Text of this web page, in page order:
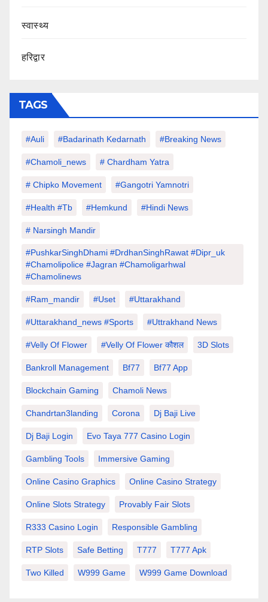
स्वास्थ्य
हरिद्वार
TAGS
#auli #Badarinath Kedarnath #Breaking News
#chamoli_news # Chardham Yatra
# Chipko Movement #Gangotri Yamnotri
#Health #tb #hemkund #hindi News
# Narsingh Mandir
#PushkarSinghDhami #drdhanSinghRawat #dipr_uk
#chamolipolice #Jagran #chamoligarhwal
#chamolinews
#Ram_mandir #uset #uttarakhand
#Uttarakhand_news #sports #Uttrakhand News
#velly Of Flower #velly Of Flower कौशल 3D Slots
Bankroll Management Bf77 Bf77 App
Blockchain Gaming Chamoli News
Chandrtan3landing Corona Dj Baji Live
Dj Baji Login Evo Taya 777 Casino Login
Gambling Tools Immersive Gaming
Online Casino Graphics Online Casino Strategy
Online Slots Strategy Provably Fair Slots
R333 Casino Login Responsible Gambling
RTP Slots Safe Betting T777 T777 Apk
Two Killed W999 Game W999 Game Download